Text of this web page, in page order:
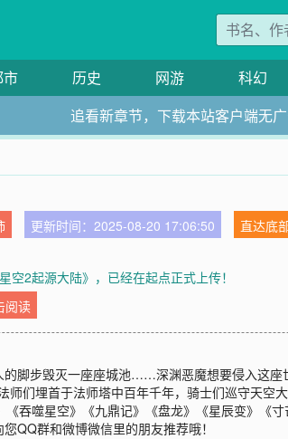
市 历史 网游 科幻
追看新章节，下载本站客户端无
更新时间：2025-08-20 17:06:50
直达底
空2起源大陆》，已经在起点正式上传！
阅读
脚步毁灭一座座城池……深渊恶魔想要侵入这
法师们埋首于法师塔中百年千年，骑士们巡守
吞噬星空》《九鼎记》《盘龙》《星辰变》《
QQ群和微博微信里的朋友推荐哦！